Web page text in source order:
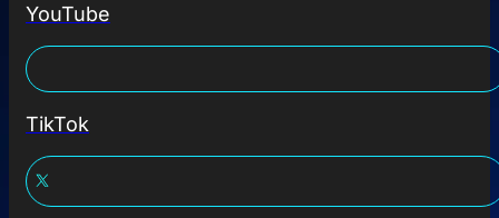
YouTube
TikTok